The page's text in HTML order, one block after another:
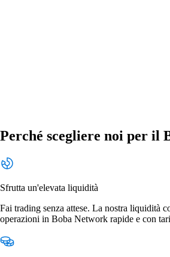
Perché scegliere noi per il
Sfrutta un'elevata liquidità
Fai trading senza attese. La nostra liquidità
operazioni in Boba Network rapide e con